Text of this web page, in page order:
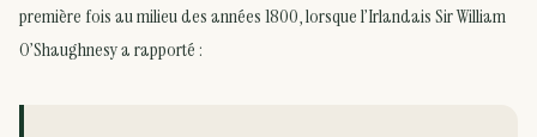
première fois au milieu des années 1800, lorsque l’Irlandais Sir William
O’Shaughnesy a rapporté :